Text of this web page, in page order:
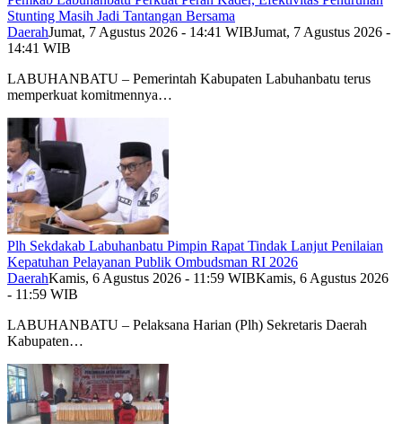
Stunting Masih Jadi Tantangan Bersama
DaerahJumat, 7 Agustus 2026 - 14:41 WIBJumat, 7 Agustus 2026 -
14:41 WIB
LABUHANBATU – Pemerintah Kabupaten Labuhanbatu terus
memperkuat komitmennya…
Plh Sekdakab Labuhanbatu Pimpin Rapat Tindak Lanjut Penilaian
Kepatuhan Pelayanan Publik Ombudsman RI 2026
DaerahKamis, 6 Agustus 2026 - 11:59 WIBKamis, 6 Agustus 2026
- 11:59 WIB
LABUHANBATU – Pelaksana Harian (Plh) Sekretaris Daerah
Kabupaten…